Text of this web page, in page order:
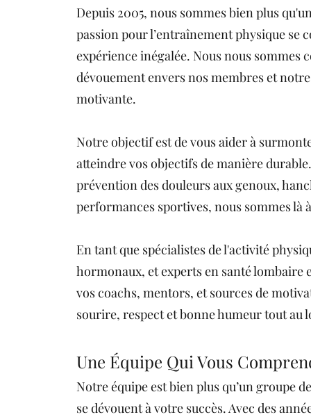
​Depuis 2005, nous sommes bien plus
passion pour l’entraînement physique se
expérience inégalée. Nous nous
dévouement envers nos membres et
motivante.
Notre objectif est de vous aider à
atteindre vos objectifs de manière
prévention des douleurs aux genoux,
performances sportives, nous sommes là
En tant que spécialistes de l'activité
hormonaux, et experts en santé
vos coachs, mentors, et sources de
sourire, respect et bonne humeur tout au
Une Équipe Qui Vous
Notre équipe est bien plus qu’un groupe
se dévouent à votre succès. Avec des